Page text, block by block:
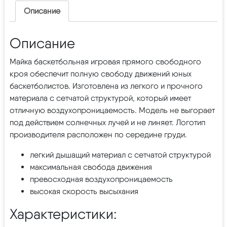
Описание
Описание
Майка баскетбольная игровая прямого свободного
кроя обеспечит полную свободу движений юных
баскетболистов. Изготовлена из легкого и прочного
материала с сетчатой структурой, который имеет
отличную воздухопроницаемость. Модель не выгорает
под действием солнечных лучей и не линяет. Логотип
производителя расположен по середине груди.
легкий дышащий материал с сетчатой структурой
максимальная свобода движения
превосходная воздухопроницаемость
высокая скорость высыхания
Характеристики: